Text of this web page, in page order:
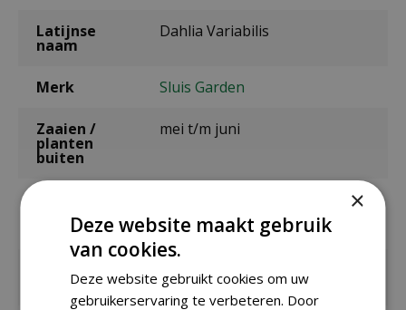
Latijnse
naam
Dahlia Variabilis
Merk Sluis Garden
Zaaien /
planten
buiten
mei t/m juni
planten onder
glas / binnen
Bloeitijd /
oogsttijd
juli t/m oktober
×
Deze website maakt gebruik
van cookies.
Deze website gebruikt cookies om uw
gebruikerservaring te verbeteren. Door